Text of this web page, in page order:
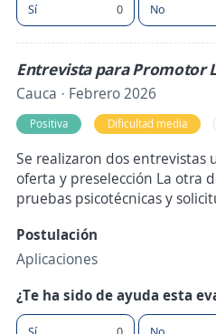
Sí 0 No
Entrevista para Promotor
Cauca · Febrero 2026
Positiva Dificultad media
Se realizaron dos entrevistas
oferta y preselección La otra
pruebas psicotécnicas y
Postulación
Aplicaciones
¿Te ha sido de ayuda esta